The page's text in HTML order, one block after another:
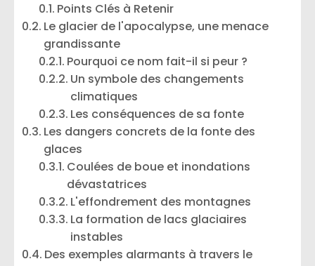
Points Clés à Retenir
Le glacier de l'apocalypse, une menace
grandissante
Pourquoi ce nom fait-il si peur ?
Un symbole des changements
climatiques
Les conséquences de sa fonte
Les dangers concrets de la fonte des
glaces
Coulées de boue et inondations
dévastatrices
L'effondrement des montagnes
La formation de lacs glaciaires
instables
Des exemples alarmants à travers le